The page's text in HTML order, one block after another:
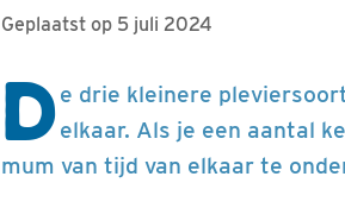
Geplaatst op 5 juli 2024
De drie kleinere
elkaar. Als je een aantal
mum van tijd van elkaar te